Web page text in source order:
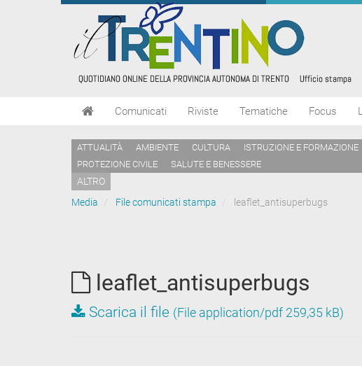
Comunicati Riviste Tematiche Focus
ATTUALITÀ AMBIENTE CULTURA ISTRUZIONE E FORMAZIONE
PROTEZIONE CIVILE
SALUTE E BENESSERE
ALTRO
Media
File comunicati stampa leaflet_antisuperbugs
leaflet_antisuperbugs
Scarica il file (File application/pdf 259,35 kB)